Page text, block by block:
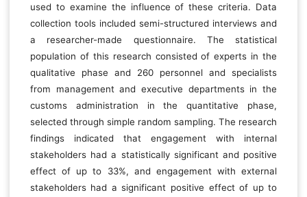
used to examine the influence of these criteria. Data
collection tools included semi-structured interviews and
a researcher-made questionnaire. The statistical
population of this research consisted of experts in the
qualitative phase and 260 personnel and specialists
from management and executive departments in the
customs administration in the quantitative phase,
selected through simple random sampling. The research
findings indicated that engagement with internal
stakeholders had a statistically significant and positive
effect of up to 33%, and engagement with external
stakeholders had a significant positive effect of up to